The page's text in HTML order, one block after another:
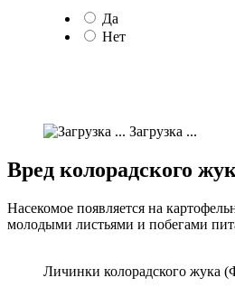
Да
Нет
Загрузка ...
Вред колорадского
Насекомое появляется на
молодыми листьями и побегами
Личинки колорадского жука